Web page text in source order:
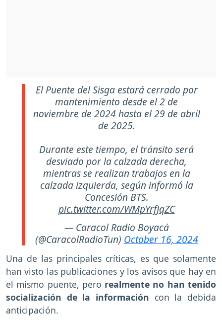
El Puente del Sisga estará cerrado por
mantenimiento desde el 2 de
noviembre de 2024 hasta el 29 de abril
de 2025.
Durante este tiempo, el tránsito será
desviado por la calzada derecha,
mientras se realizan trabajos en la
calzada izquierda, según informó la
Concesión BTS.
pic.twitter.com/WMpYrfJqZC
— Caracol Radio Boyacá
(@CaracolRadioTun) October 16, 2024
Una de las principales críticas, es que solamente
han visto las publicaciones y los avisos que hay en
el mismo puente, pero realmente no han tenido
socialización de la información con la debida
anticipación.